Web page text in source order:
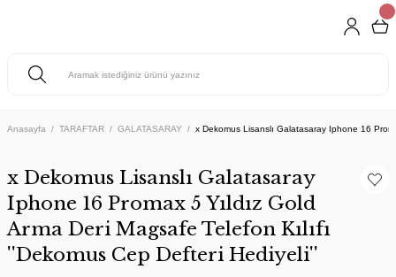
Anasayfa TARAFTAR GALATASARAY x Dekomus Lisanslı Galatasaray Iphone 16
x Dekomus Lisanslı Galatasaray
Iphone 16 Promax 5 Yıldız Gold
Arma Deri Magsafe Telefon Kılıfı
''Dekomus Cep Defteri Hediyeli''